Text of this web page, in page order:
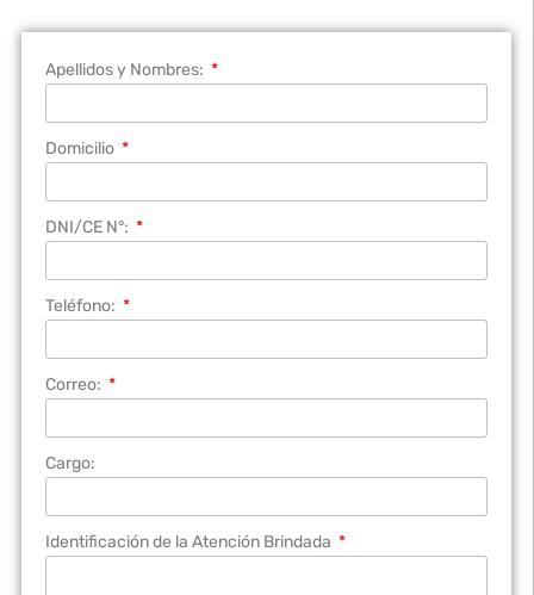
Apellidos y Nombres:
Domicilio
DNI/CE N°:
Teléfono:
Correo:
Cargo:
Identificación de la Atención Brindada